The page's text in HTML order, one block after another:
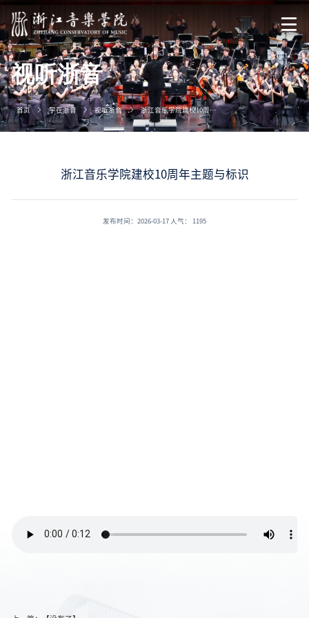
首页 学在浙音 视听浙音 浙江音乐学院建校10周年主题与标识
视听浙音
浙江音乐学院建校10周年主题与标识
发布时间：2026-03-17 人气： 1195